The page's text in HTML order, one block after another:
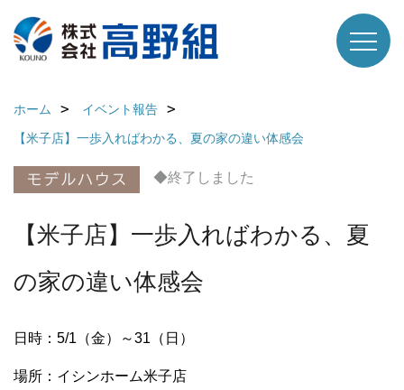
ホーム
イベント報告
【米子店】一歩入ればわかる、夏の家の違い体感会
◆終了しました
【米子店】一歩入ればわかる、夏
の家の違い体感会
日時：5/1（金）～31（日）
場所：イシンホーム米子店